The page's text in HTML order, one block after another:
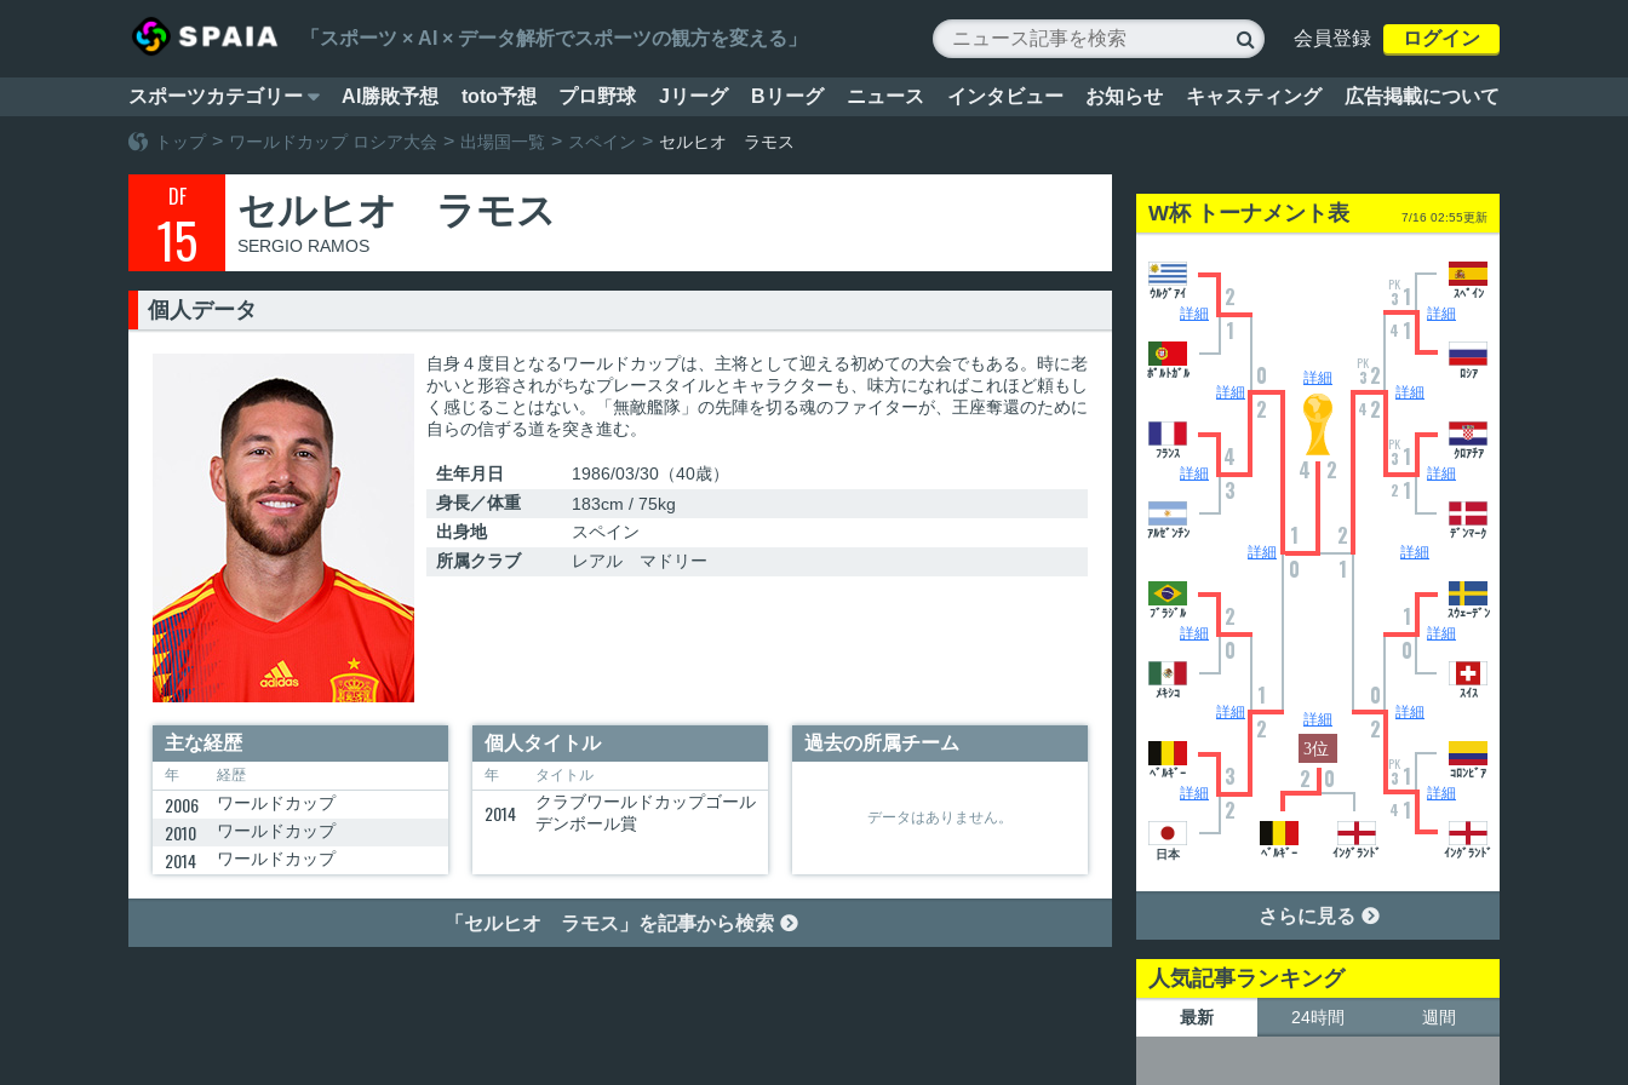
「スポーツ × AI × データ解析でスポーツの観方を変える」  会員登録 ログイン
スポーツカテゴリー  AI勝敗予想 toto予想 プロ野球 Jリーグ Bリーグ ニュース インタビュー お知らせ キャスティング 広告掲載について
トップ ワールドカップ ロシア大会 出場国一覧 スペイン セルヒオ ラモス
DF
15 セルヒオ ラモス
SERGIO RAMOS
個人データ
自身４度目となるワールドカップは、主将として迎える初めての大会でもある。時に老
かいと形容されがちなプレースタイルとキャラクターも、味方になればこれほど頼もし
く感じることはない。「無敵艦隊」の先陣を切る魂のファイターが、王座奪還のために
自らの信ずる道を突き進む。
生年月日
1986/03/30（40歳）
身長／体重
183cm / 75kg
出身地
スペイン
所属クラブ
レアル マドリー
主な経歴
年 経歴
2006 ワールドカップ
2010 ワールドカップ
2014 ワールドカップ
個人タイトル
年 タイトル
2014
クラブワールドカップゴール
デンボール賞
過去の所属チーム
データはありません。
「セルヒオ ラモス」を記事から検索 
W杯 トーナメント表 7/16 02:55更新
詳細
4 2
詳細
1
0
詳細
2
1
詳細
0
2
詳細
1
2
詳細
PK
3
4
2
2
詳細
0
2
詳細
2
1
詳細
4
3
詳細
2
0
詳細
3
2
詳細
PK
3
4
1
1
詳細
PK
3
2
1
1
詳細
1
0
詳細
PK
3
4
1
1
詳細
2 0
ｳﾙｸﾞｱｲ
ﾎﾟﾙﾄｶﾞﾙ
ﾌﾗﾝｽ
ｱﾙｾﾞﾝﾁﾝ
ﾌﾞﾗｼﾞﾙ
ﾒｷｼｺ
ﾍﾞﾙｷﾞｰ
日本
ｽﾍﾟｲﾝ
ﾛｼｱ
ｸﾛｱﾁｱ
ﾃﾞﾝﾏｰｸ
ｽｳｪｰﾃﾞﾝ
ｽｲｽ
ｺﾛﾝﾋﾞｱ
ｲﾝｸﾞﾗﾝﾄﾞ
ﾍﾞﾙｷﾞｰ ｲﾝｸﾞﾗﾝﾄﾞ
さらに見る 
人気記事ランキング
最新 24時間 週間